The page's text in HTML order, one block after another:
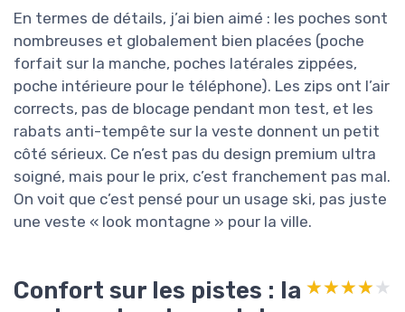
En termes de détails, j’ai bien aimé : les poches sont
nombreuses et globalement bien placées (poche
forfait sur la manche, poches latérales zippées,
poche intérieure pour le téléphone). Les zips ont l’air
corrects, pas de blocage pendant mon test, et les
rabats anti-tempête sur la veste donnent un petit
côté sérieux. Ce n’est pas du design premium ultra
soigné, mais pour le prix, c’est franchement pas mal.
On voit que c’est pensé pour un usage ski, pas juste
une veste « look montagne » pour la ville.
Confort sur les pistes : la ★★★★★
★★★★★